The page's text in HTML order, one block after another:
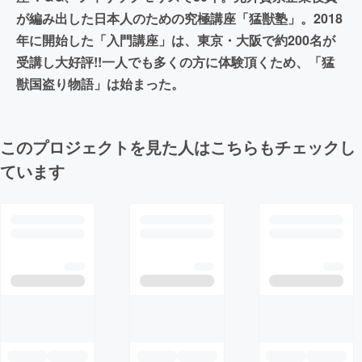
が編み出した​日本人のための究極講座「猛獣塾」。​2018
年に開始した「入門講座」は、東京・大阪で約200名が
受講し大好評!!一人でも多くの方に体験頂くため、「猛
獣国盗り物語」は始まった。
このプロジェクトを見た人はこちらもチェックし
ています